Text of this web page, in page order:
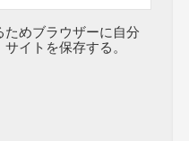
めブラウザーに自分
イトを保存する。